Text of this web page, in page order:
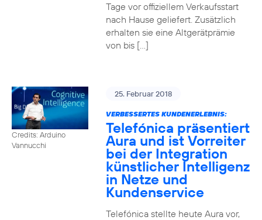
Tage vor offiziellem Verkaufsstart
nach Hause geliefert. Zusätzlich
erhalten sie eine Altgerätprämie
von bis […]
Credits: Arduino
Vannucchi
25. Februar 2018
VERBESSERTES KUNDENERLEBNIS:
Telefónica präsentiert
Aura und ist Vorreiter
bei der Integration
künstlicher Intelligenz
in Netze und
Kundenservice
Telefónica stellte heute Aura vor,